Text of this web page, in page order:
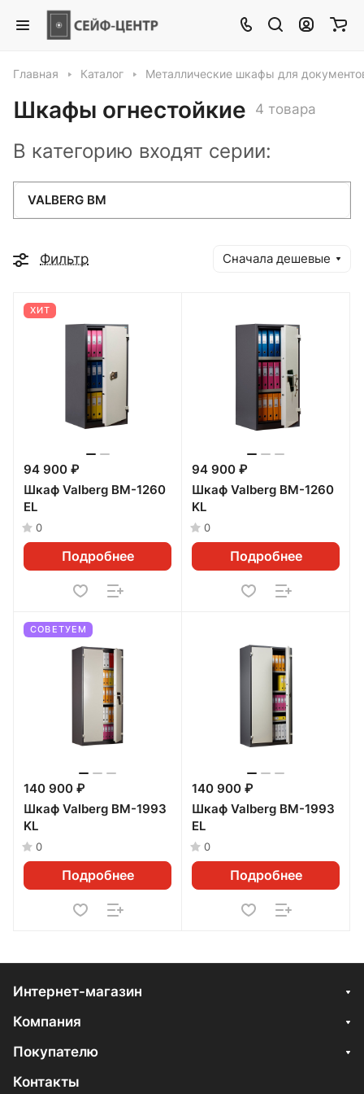
Главная Каталог Металлические шкафы для
Шкафы огнестойкие 4 товара
В категорию входят серии:
VALBERG BM
Фильтр Сначала дешевые
ХИТ
94 900 ₽
Шкаф Valberg BM-1260
ЕL
0
Подробнее
94 900 ₽
Шкаф Valberg BM-1260
KL
0
Подробнее
СОВЕТУЕМ
140 900 ₽
Шкаф Valberg BM-1993
KL
0
Подробнее
140 900 ₽
Шкаф Valberg BM-1993
ЕL
0
Подробнее
Интернет-магазин
Компания
Покупателю
Контакты